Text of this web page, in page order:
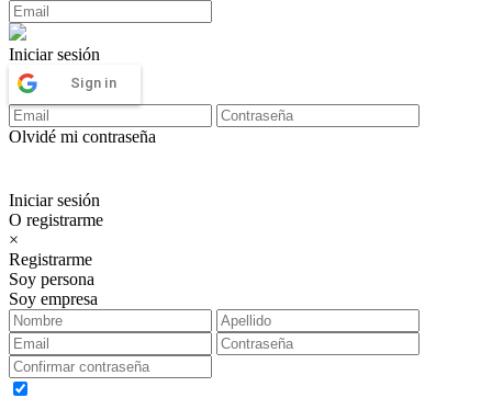
Iniciar sesión
Sign in
Olvidé mi contraseña
Iniciar sesión
O registrarme
×
Registrarme
Soy persona
Soy empresa